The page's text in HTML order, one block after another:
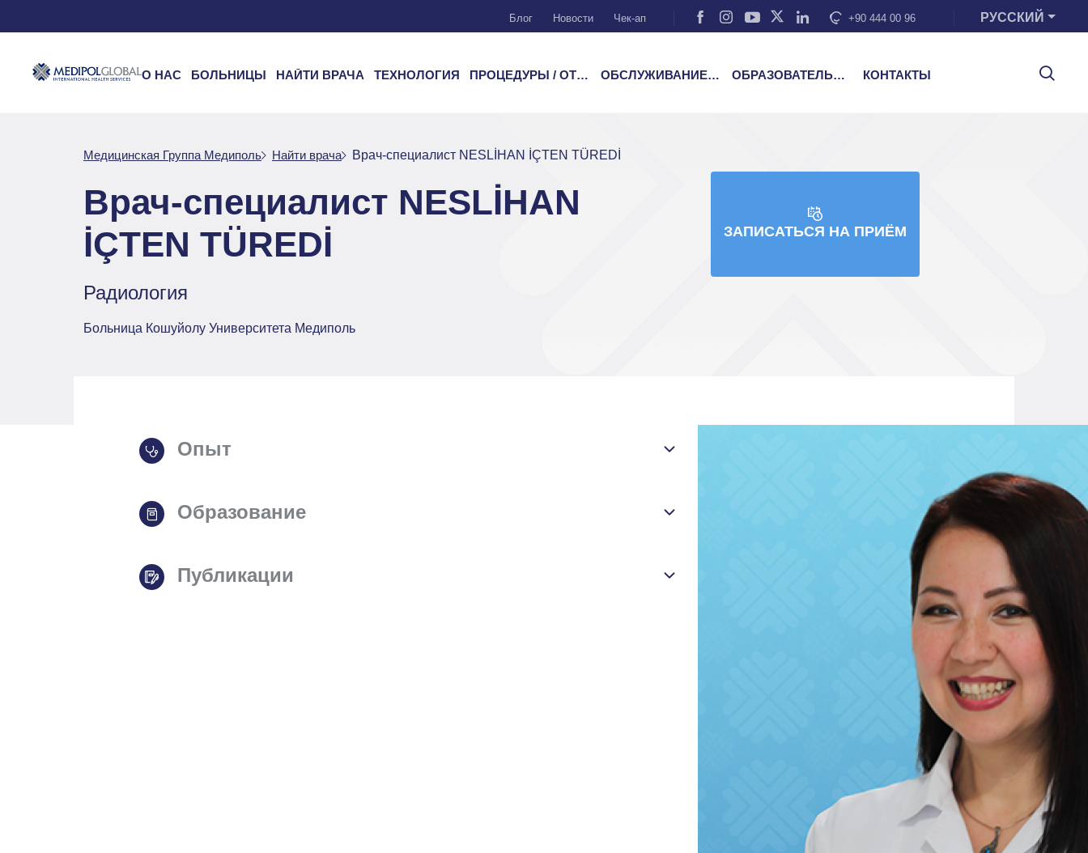
Блог Новости Чек-ап +90 444 00 96 РУССКИЙ
О НАС БОЛЬНИЦЫ НАЙТИ ВРАЧА ТЕХНОЛОГИЯ ПРОЦЕДУРЫ / ОТДЕЛЕНИЯ ОБСЛУЖИВАНИЕ ПАЦИЕНТОВ ОБРАЗОВАТЕЛЬНЫЕ УСЛУГИ КОНТАКТЫ
Медицинская Группа Медиполь Найти врача Врач-специалист NESLİHAN İÇTEN TÜREDİ
Врач-специалист NESLİHAN
İÇTEN TÜREDİ
Радиология
Больница Кошуйолу Университета Медиполь
ЗАПИСАТЬСЯ НА ПРИЁМ
Опыт
Образование
Публикации